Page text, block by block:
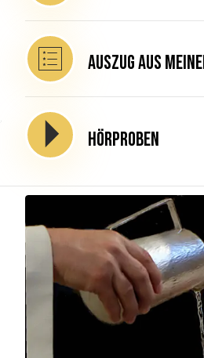
Auszug aus
Hörproben